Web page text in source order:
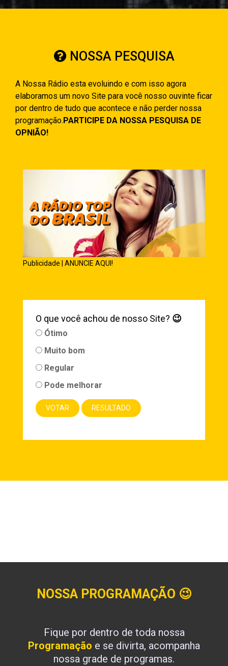
NOSSA PESQUISA
A Nossa Rádio esta evoluindo e com isso agora
elaboramos um novo Site para você nosso ouvinte ficar
por dentro de tudo que acontece e não perder nossa
programação.PARTICIPE DA NOSSA PESQUISA DE
OPNIÃO!
Publicidade | ANUNCIE AQUI!
O que você achou de nosso Site? 😉
Ótimo
Muito bom
Regular
Pode melhorar
NOSSA PROGRAMAÇÃO 😉
Fique por dentro de toda nossa
Programação e se divirta, acompanha
nossa grade de programas.